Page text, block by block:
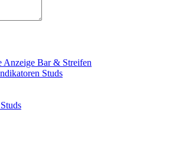
Anzeige Bar & Streifen
Studs